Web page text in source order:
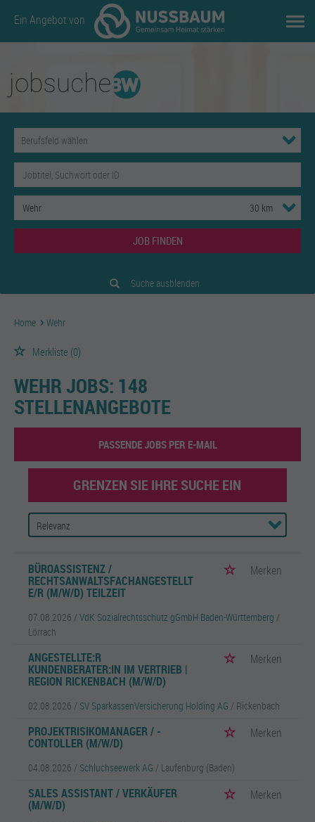
Ein Angebot von
JOB FINDEN
Suche ausblenden
Home Wehr
Merkliste (0)
WEHR JOBS: 148
STELLENANGEBOTE
PASSENDE JOBS PER E-MAIL
GRENZEN SIE IHRE SUCHE EIN
BÜROASSISTENZ /
RECHTSANWALTSFACHANGESTELLT
E/R (M/W/D) TEILZEIT
Merken
07.08.2026 / VdK Sozialrechtsschutz gGmbH Baden-Württemberg /
Lörrach
ANGESTELLTE:R
KUNDENBERATER:IN IM VERTRIEB |
REGION RICKENBACH (M/W/D)
Merken
02.08.2026 / SV SparkassenVersicherung Holding AG / Rickenbach
PROJEKTRISIKOMANAGER / -
CONTOLLER (M/W/D)
Merken
04.08.2026 / Schluchseewerk AG / Laufenburg (Baden)
SALES ASSISTANT / VERKÄUFER
(M/W/D)
Merken